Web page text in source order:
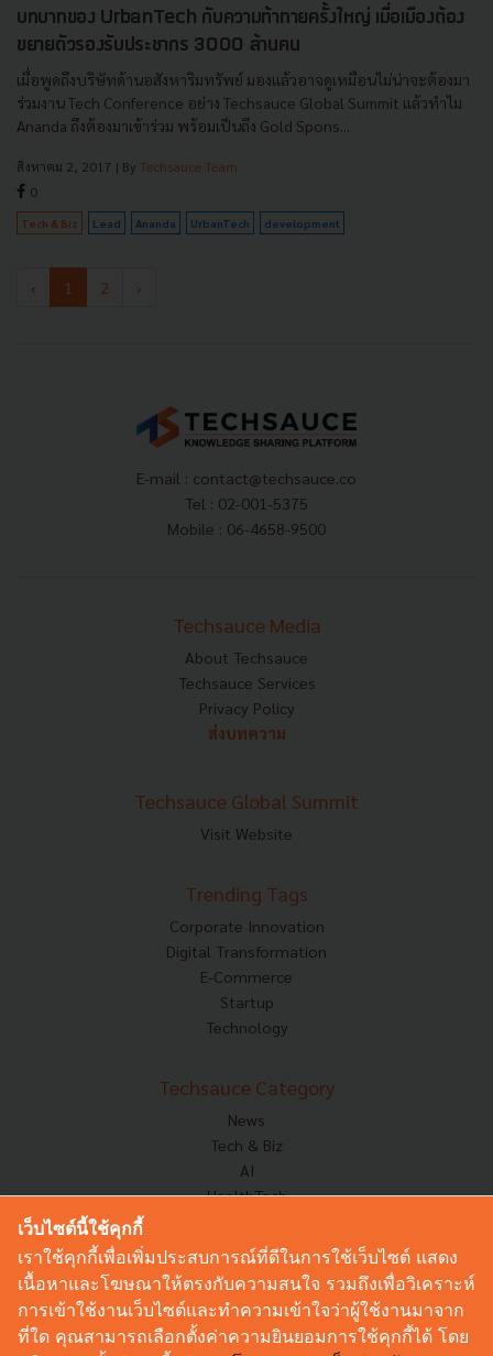
บทบาทของ UrbanTech กับความท้าทายครั้งใหญ่ เมื่อเมืองต้อง
ขยายตัวรองรับประชากร 3000 ล้านคน
เมื่อพูดถึงบริษัทด้านอสังหาริมทรัพย์ มองแล้วอาจดูเหมือนไม่น่าจะต้องมา
ร่วมงาน Tech Conference อย่าง Techsauce Global Summit แล้วทำไม
Ananda ถึงต้องมาเข้าร่วม พร้อมเป็นถึง Gold Spons...
สิงหาคม 2, 2017 | By Techsauce Team
0
Tech & Biz Lead Ananda UrbanTech development
‹ 1 2 ›
E-mail : contact@techsauce.co
Tel : 02-001-5375
Mobile : 06-4658-9500
Techsauce Media
About Techsauce
Techsauce Services
Privacy Policy
ส่งบทความ
Techsauce Global Summit
Visit Website
Trending Tags
Corporate Innovation
Digital Transformation
E-Commerce
Startup
Technology
Techsauce Category
News
Tech & Biz
AI
HealthTech
Corp Innov
Saucy Thoughts
Based On
Sustainable
Videos
เว็บไซต์นี้ใช้คุกกี้
เราใช้คุกกี้เพื่อเพิ่มประสบการณ์ที่ดีในการใช้เว็บไซต์ แสดง
เนื้อหาและโฆษณาให้ตรงกับความสนใจ รวมถึงเพื่อวิเคราะห์
การเข้าใช้งานเว็บไซต์และทำความเข้าใจว่าผู้ใช้งานมาจาก
ที่ใด คุณสามารถเลือกตั้งค่าความยินยอมการใช้คุกกี้ได้ โดย